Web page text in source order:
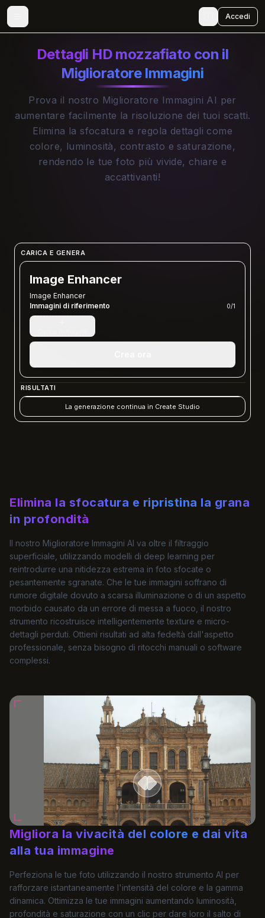
Accedi
Dettagli HD mozzafiato con il
Miglioratore Immagini
Prova il nostro Miglioratore Immagini AI per
aumentare facilmente la risoluzione dei tuoi scatti.
Elimina la sfocatura e regola dettagli come
colore, luminosità, contrasto e saturazione,
rendendo le tue foto più vivide, chiare e
accattivanti!
CARICA E GENERA
Image Enhancer
Image Enhancer
Immagini di riferimento
0/1
RISULTATI
La generazione continua in Create Studio
Elimina la sfocatura e ripristina la grana
in profondità
Il nostro Miglioratore Immagini AI va oltre il filtraggio
superficiale, utilizzando modelli di deep learning per
reintrodurre una nitidezza estrema in foto sfocate o
pesantemente sgranate. Che le tue immagini soffrano di
rumore digitale dovuto a scarsa illuminazione o di un aspetto
morbido causato da un errore di messa a fuoco, il nostro
strumento ricostruisce intelligentemente texture e micro-
dettagli perduti. Ottieni risultati ad alta fedeltà dall'aspetto
professionale, senza bisogno di ritocchi manuali o software
complessi.
Migliora la vivacità del colore e dai vita
alla tua immagine
Perfeziona le tue foto utilizzando il nostro strumento AI per
rafforzare istantaneamente l'intensità del colore e la gamma
dinamica. Ottimizza le tue immagini aumentando luminosità,
profondità e saturazione con un clic per dare loro il salto di